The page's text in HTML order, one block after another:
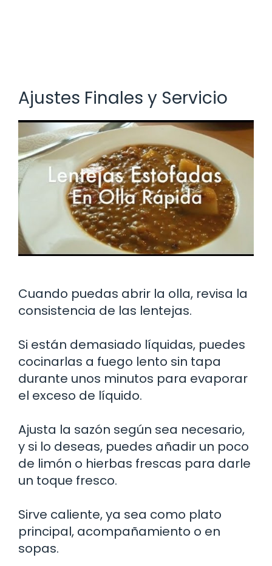
Ajustes Finales y Servicio
Cuando puedas abrir la olla, revisa la
consistencia de las lentejas.
Si están demasiado líquidas, puedes
cocinarlas a fuego lento sin tapa
durante unos minutos para evaporar
el exceso de líquido.
Ajusta la sazón según sea necesario,
y si lo deseas, puedes añadir un poco
de limón o hierbas frescas para darle
un toque fresco.
Sirve caliente, ya sea como plato
principal, acompañamiento o en
sopas.